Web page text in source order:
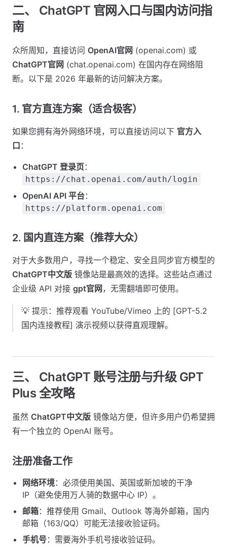
二、 ChatGPT 官网入口与国内访问指
南
众所周知，直接访问 OpenAI官网 (openai.com) 或
ChatGPT官网 (chat.openai.com) 在国内存在网络阻
断。以下是 2026 年最新的访问解决方案。
1. 官方直连方案（适合极客）
如果您拥有海外网络环境，可以直接访问以下 官方入
口 ：
ChatGPT 登录页：
https://chat.openai.com/auth/login
OpenAI API 平台：
https://platform.openai.com
2. 国内直连方案（推荐大众）
对于大多数用户，寻找一个稳定、安全且同步官方模型的
ChatGPT中文版 镜像站是最高效的选择。这些站点通过
企业级 API 对接 gpt官网 ，无需翻墙即可使用。
💡 提示：推荐观看 YouTube/Vimeo 上的 [GPT-5.2
国内连接教程] 演示视频以获得直观理解。
三、 ChatGPT 账号注册与升级 GPT
Plus 全攻略
虽然 ChatGPT中文版 镜像站方便，但许多用户仍希望拥
有一个独立的 OpenAI 账号。
注册准备工作
网络环境：必须使用美国、英国或新加坡的干净
IP（避免使用万人骑的数据中心 IP）。
邮箱：推荐使用 Gmail、Outlook 等海外邮箱，国内
邮箱（163/QQ）可能无法接收验证码。
手机号：需要海外手机号接收验证码。